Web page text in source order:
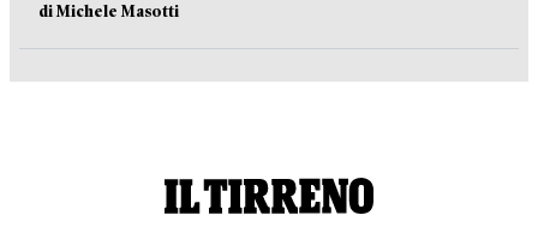
di Michele Masotti